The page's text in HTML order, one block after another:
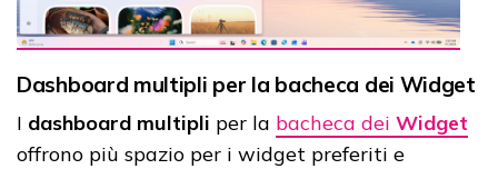
Dashboard multipli per la bacheca dei Widget
I dashboard multipli per la bacheca dei Widget
offrono più spazio per i widget preferiti e